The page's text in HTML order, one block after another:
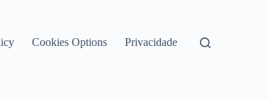
Cookies Options Privacidade